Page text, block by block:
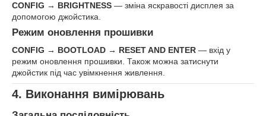
CONFIG → BRIGHTNESS — зміна яскравості дисплея за
допомогою джойстика.
Режим оновлення прошивки
CONFIG → BOOTLOAD → RESET AND ENTER — вхід у
режим оновлення прошивки. Також можна затиснути
джойстик під час увімкнення живлення.
4. Виконання вимірювань